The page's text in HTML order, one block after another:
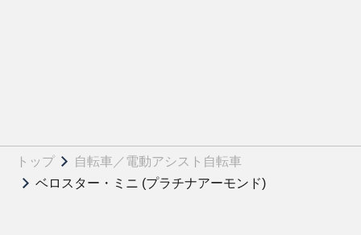
トップ
自転車／電動アシスト自転車
ベロスター・ミニ (プラチナアーモンド)